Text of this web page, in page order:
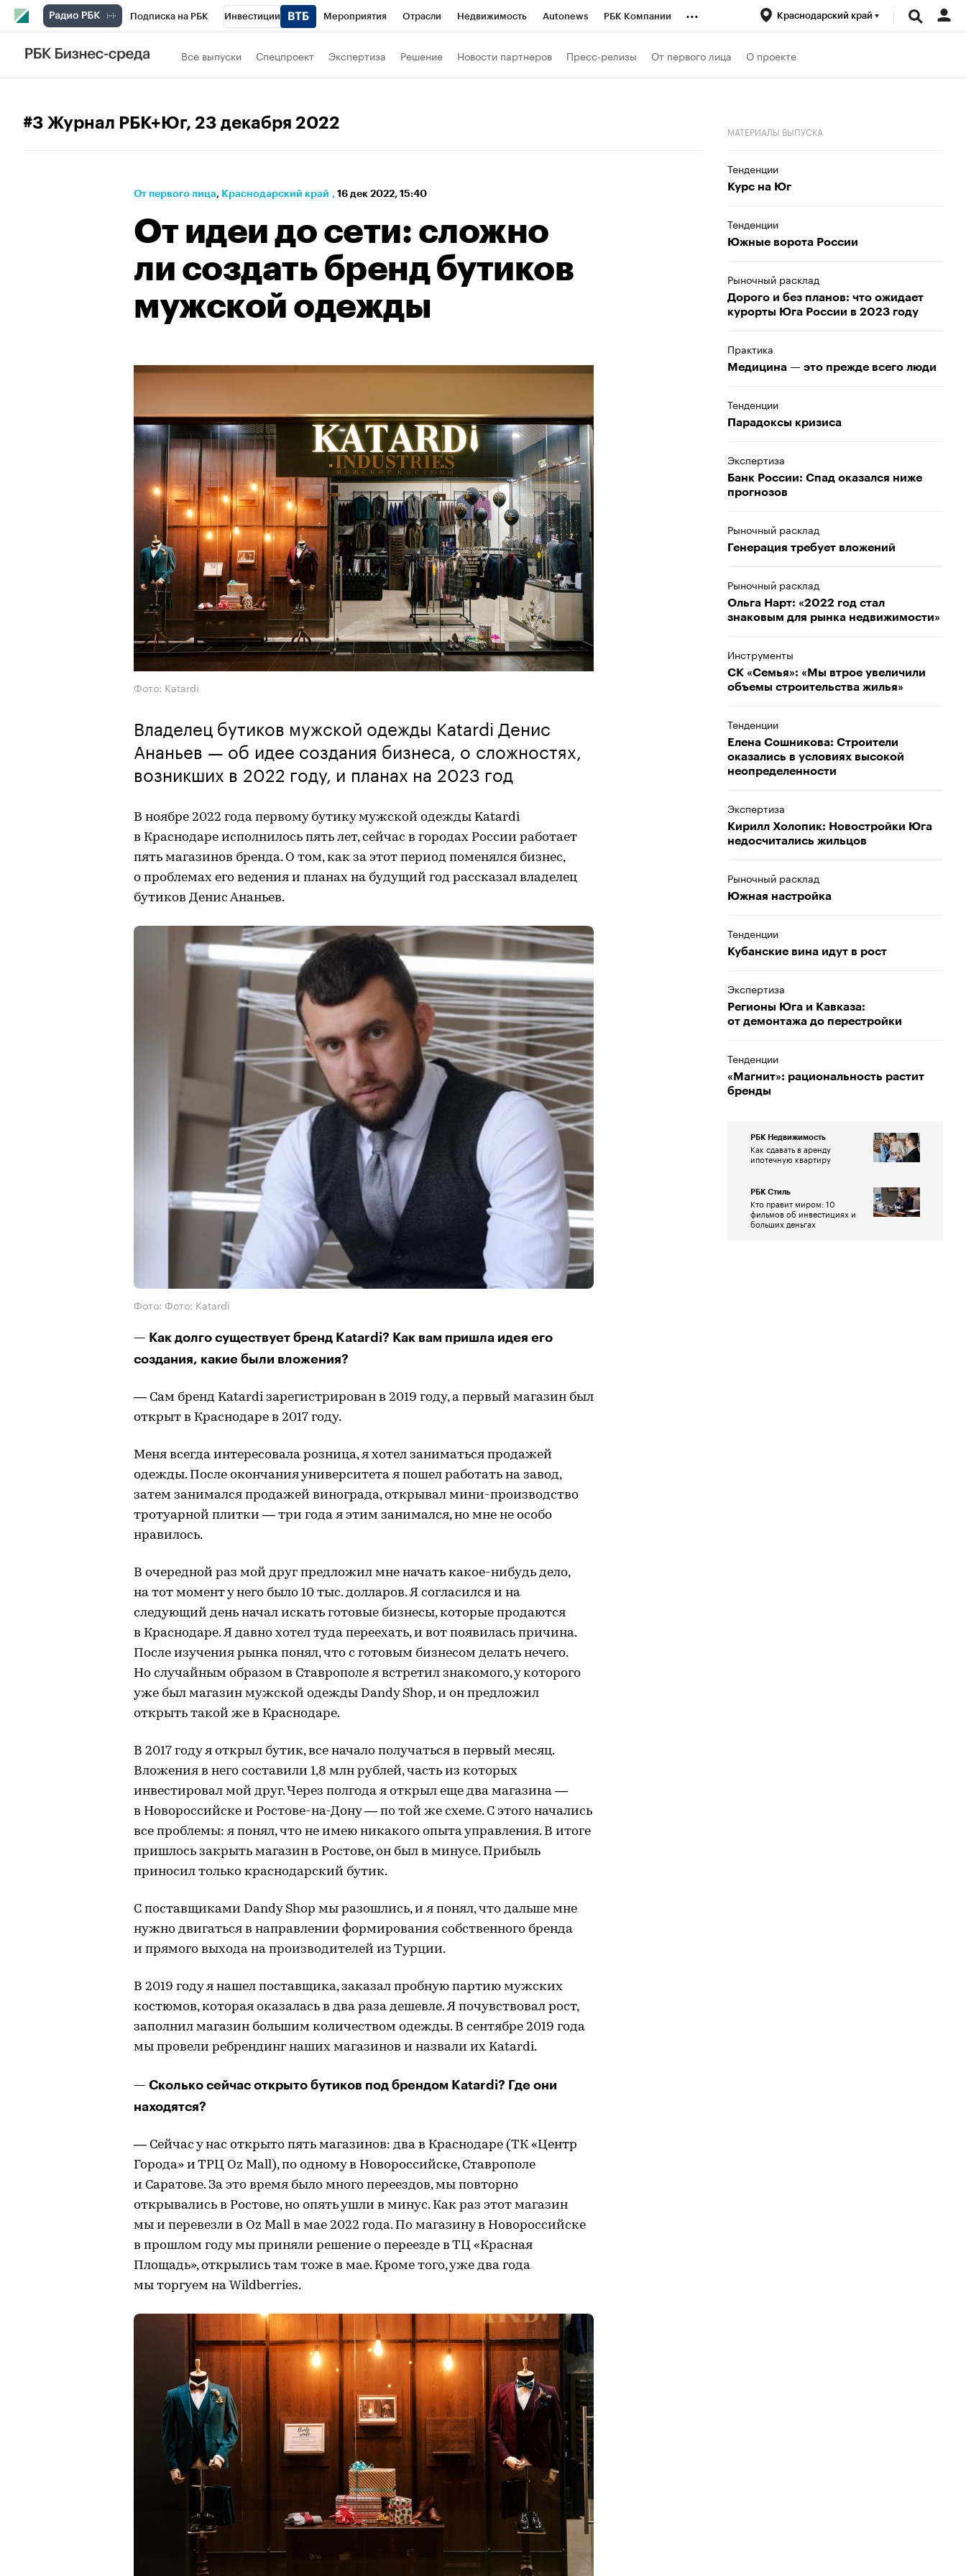
Подписка на РБК Инвестиции Мероприятия Отрасли Недвижимость Autonews РБК Компании
Телеканал
Кредитные рейтинги
... Краснодарский край
Все выпуски Спецпроект Экспертиза Решение Новости партнеров Пресс-релизы От первого лица О проекте
#3 Журнал РБК+Юг, 23 декабря 2022
От первого лица⁠, Краснодарский край , 16 дек 2022, 15:40
От идеи до сети: сложно
ли создать бренд бутиков
мужской одежды
Фото: Katardi
Владелец бутиков мужской одежды Katardi Денис
Ананьев — об идее создания бизнеса, о сложностях,
возникших в 2022 году, и планах на 2023 год
В ноябре 2022 года первому бутику мужской одежды Katardi
в Краснодаре исполнилось пять лет, сейчас в городах России работает
пять магазинов бренда. О том, как за этот период поменялся бизнес,
о проблемах его ведения и планах на будущий год рассказал владелец
бутиков Денис Ананьев.
Фото: Фото: Katardi
— Как долго существует бренд Katardi? Как вам пришла идея его
создания, какие были вложения?
— Сам бренд Katardi зарегистрирован в 2019 году, а первый магазин был
открыт в Краснодаре в 2017 году.
Меня всегда интересовала розница, я хотел заниматься продажей
одежды. После окончания университета я пошел работать на завод,
затем занимался продажей винограда, открывал мини-производство
тротуарной плитки — три года я этим занимался, но мне не особо
нравилось.
В очередной раз мой друг предложил мне начать какое-нибудь дело,
на тот момент у него было 10 тыс. долларов. Я согласился и на
следующий день начал искать готовые бизнесы, которые продаются
в Краснодаре. Я давно хотел туда переехать, и вот появилась причина.
После изучения рынка понял, что с готовым бизнесом делать нечего.
Но случайным образом в Ставрополе я встретил знакомого, у которого
уже был магазин мужской одежды Dandy Shop, и он предложил
открыть такой же в Краснодаре.
В 2017 году я открыл бутик, все начало получаться в первый месяц.
Вложения в него составили 1,8 млн рублей, часть из которых
инвестировал мой друг. Через полгода я открыл еще два магазина —
в Новороссийске и Ростове-на-Дону — по той же схеме. С этого начались
все проблемы: я понял, что не имею никакого опыта управления. В итоге
пришлось закрыть магазин в Ростове, он был в минусе. Прибыль
приносил только краснодарский бутик.
С поставщиками Dandy Shop мы разошлись, и я понял, что дальше мне
нужно двигаться в направлении формирования собственного бренда
и прямого выхода на производителей из Турции.
В 2019 году я нашел поставщика, заказал пробную партию мужских
костюмов, которая оказалась в два раза дешевле. Я почувствовал рост,
заполнил магазин большим количеством одежды. В сентябре 2019 года
мы провели ребрендинг наших магазинов и назвали их Katardi.
— Сколько сейчас открыто бутиков под брендом Katardi? Где они
находятся?
— Сейчас у нас открыто пять магазинов: два в Краснодаре (ТК «Центр
Города» и ТРЦ Oz Mall), по одному в Новороссийске, Ставрополе
и Саратове. За это время было много переездов, мы повторно
открывались в Ростове, но опять ушли в минус. Как раз этот магазин
мы и перевезли в Oz Mall в мае 2022 года. По магазину в Новороссийске
в прошлом году мы приняли решение о переезде в ТЦ «Красная
Площадь», открылись там тоже в мае. Кроме того, уже два года
мы торгуем на Wildberries.
МАТЕРИАЛЫ ВЫПУСКА
Тенденции
Курс на Юг
Тенденции
Южные ворота России
Рыночный расклад
Дорого и без планов: что ожидает
курорты Юга России в 2023 году
Практика
Медицина — это прежде всего люди
Тенденции
Парадоксы кризиса
Экспертиза
Банк России: Спад оказался ниже
прогнозов
Рыночный расклад
Генерация требует вложений
Рыночный расклад
Ольга Нарт: «2022 год стал
знаковым для рынка недвижимости»
Инструменты
СК «Семья»: «Мы втрое увеличили
объемы строительства жилья»
Тенденции
Елена Сошникова: Строители
оказались в условиях высокой
неопределенности
Экспертиза
Кирилл Холопик: Новостройки Юга
недосчитались жильцов
Рыночный расклад
Южная настройка
Тенденции
Кубанские вина идут в рост
Экспертиза
Регионы Юга и Кавказа:
от демонтажа до перестройки
Тенденции
«Магнит»: рациональность растит
бренды
РБК Недвижимость
Как сдавать в аренду
ипотечную квартиру
РБК Стиль
Кто правит миром: 10
фильмов об инвестициях и
больших деньгах